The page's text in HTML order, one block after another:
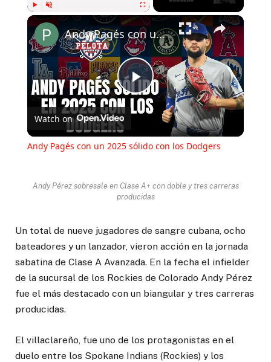
Play Unmute Fullscreen
Play
Video
Andy Pagés con un 2025 sólido con los Dodgers
Watch on
Andy Pagés con un 2025 sólido con los Dodgers
Andy Pérez sobresale en Clase A+ con doble y tres carreras
producidas
Un total de nueve jugadores de sangre cubana, ocho
bateadores y un lanzador, vieron acción en la jornada
sabatina de Clase A Avanzada. En la fecha el infielder
de la sucursal de los Rockies de Colorado Andy Pérez
fue el más destacado con un biangular y tres carreras
producidas.
El villaclareño, fue uno de los protagonistas en el
duelo entre los Spokane Indians (Rockies) y los